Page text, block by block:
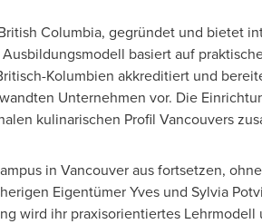
Columbia, gegründet und bietet
basiert auf
Kolumbien akkreditiert und
Unternehmen vor. Die
kulinarischen Profil Vancouvers
in Vancouver aus fortsetzen,
Eigentümer Yves und Sylvia
wird ihr praxisorientiertes